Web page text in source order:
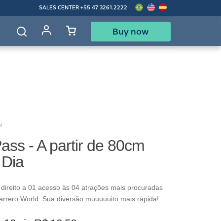
SALES CENTER +55 47 3261.2222
Buy now
- A partir de 80cm
a 01 acesso às 04 atrações mais procuradas
World. Sua diversão muuuuuito mais rápida!